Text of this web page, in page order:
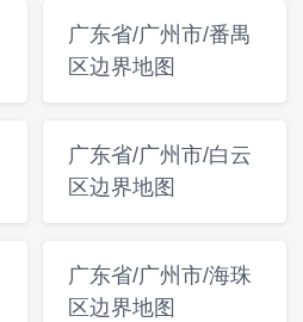
广东省/广州市/番禺
区边界地图
广东省/广州市/白云
区边界地图
广东省/广州市/海珠
区边界地图